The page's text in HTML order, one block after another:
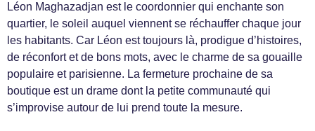
Léon Maghazadjan est le coordonnier qui enchante son
quartier, le soleil auquel viennent se réchauffer chaque jour
les habitants. Car Léon est toujours là, prodigue d’histoires,
de réconfort et de bons mots, avec le charme de sa gouaille
populaire et parisienne. La fermeture prochaine de sa
boutique est un drame dont la petite communauté qui
s’improvise autour de lui prend toute la mesure.